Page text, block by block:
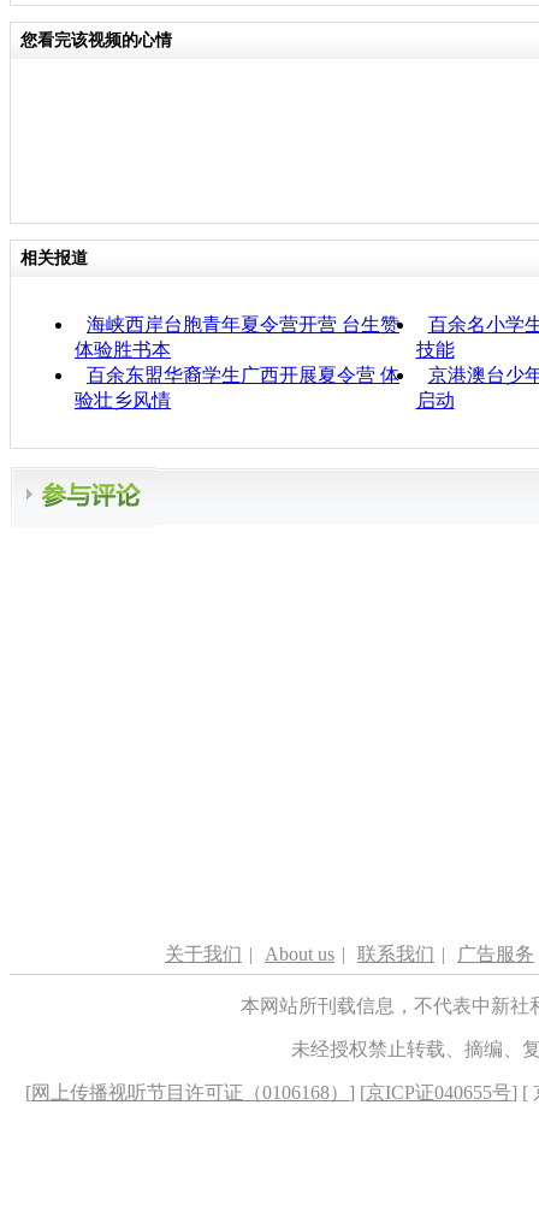
您看完该视频的心情
相关报道
海峡西岸台胞青年夏令营开营 台生赞
体验胜书本
百余名小学
技能
百余东盟华裔学生广西开展夏令营 体
验壮乡风情
京港澳台少
启动
关于我们 | About us | 联系我们 | 广告服务
本网站所刊载信息，不代表中新
未经授权禁止转载、摘编、
[网上传播视听节目许可证（0106168） ] [京ICP证040655号] [